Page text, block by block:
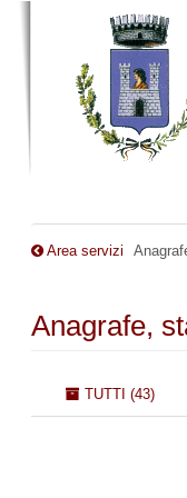
Salta al contenuto
Area servizi
Anagrafe,
SchedeTUTTI (43)